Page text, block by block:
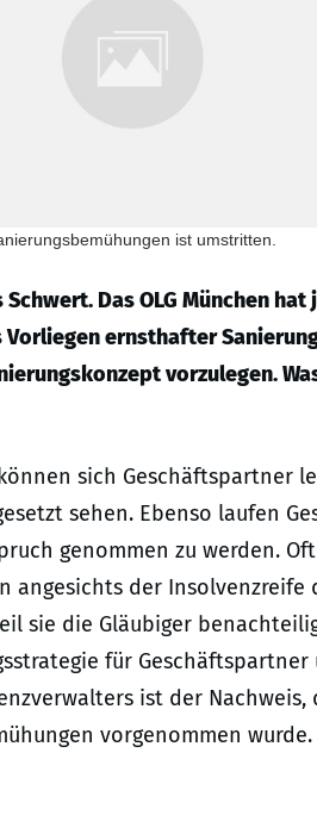
ist umstritten.
Schwert. Das OLG München
ernsthafter
vorzulegen.
sich Geschäftspartner
sehen. Ebenso laufen
genommen zu werden.
angesichts der
sie die Gläubiger
für Geschäftspartner
ist der
vorgenommen